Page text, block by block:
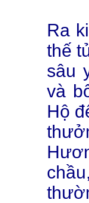
Ra
thế
sâu
và
Hộ